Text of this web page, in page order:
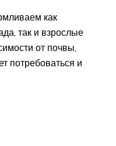
как
так и взрослые
от почвы,
потребоваться и